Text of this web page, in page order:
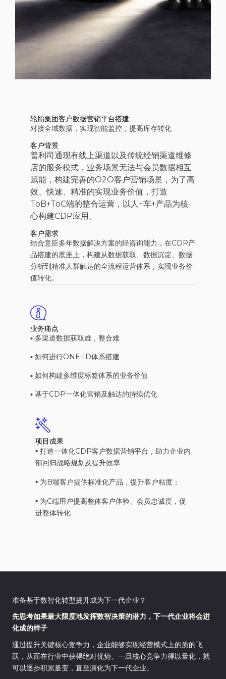
轮胎集团客户数据营销平台搭建
对接全域数据，实现智能监控，提高库存转化
客户背景
普利司通现有线上渠道以及传统经销渠道维修
店的服务模式，业务场景无法与会员数据相互
赋能，构建完善的O2O客户营销场景，为了高
效、快速、精准的实现业务价值，打造
ToB+ToC端的整合运营，以人+车+产品为核
心构建CDP应用。
客户需求
结合意臣多年数据解决方案的轻咨询能力，在CDP产
品搭建的底座上，构建从数据获取、数据沉淀、数据
分析到精准人群触达的全流程运营体系，实现业务价
值转化。
业务痛点
▪︎ 多渠道数据获取难，整合难
▪︎ 如何进行ONE-ID体系搭建
▪︎ 如何构建多维度标签体系的业务价值
▪︎ 基于CDP一体化营销及触达的持续优化
项目成果
▪︎ 打造一体化CDP客户数据营销平台，助力企业内
部回归战略规划及提升效率
▪︎ 为B端客户提供标准化产品，提升客户粘度；
▪︎ 为C端用户提高整体客户体验、会员忠诚度，促
进整体转化
准备基于数智化转型提升成为下一代企业？
先思考如果最大限度地发挥数智决策的潜力，下一代企业将会进
化成的样子
通过提升关键核心竞争力，企业能够实现经营模式上的质的飞
跃，从而在行业中获得绝对优势。一旦核心竞争力得以量化，就
可以逐步积累量变，直至演化为下一代企业。